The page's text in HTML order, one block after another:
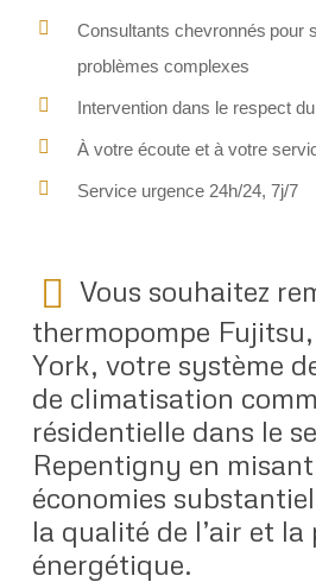
Consultants chevronnés pour
problèmes complexes
Intervention dans le respect
À votre écoute et à votre
Service urgence 24h/24, 7j/7
Vous souhaitez
thermopompe
York, votre système
de climatisation
résidentielle dans le
Repentigny en
économies
la qualité de l’air et
énergétique.